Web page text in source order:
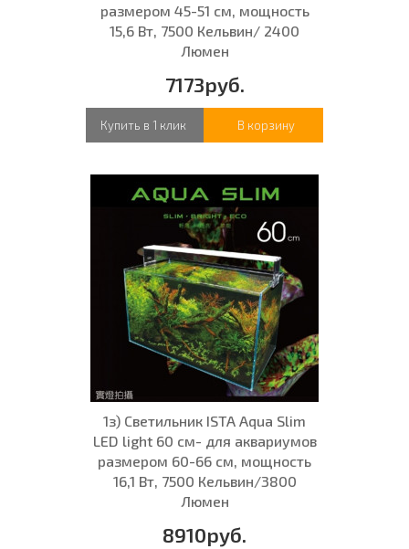
размером 45-51 см, мощность
15,6 Вт, 7500 Кельвин/ 2400
Люмен
7173руб.
Купить в 1 клик В корзину
1з) Светильник ISTA Aqua Slim
LED light 60 см- для аквариумов
размером 60-66 см, мощность
16,1 Вт, 7500 Кельвин/3800
Люмен
8910руб.